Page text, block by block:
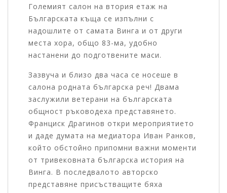
Големият салон на втория етаж на
Българската къща се изпълни с
надошлите от самата Винга и от други
места хора, общо 83-ма, удобно
настанени до подготвените маси.
Зазвуча и близо два часа се носеше в
салона родната българска реч! Двама
заслужили ветерани на българската
общност ръководеха представянето.
Франциск Драгинов откри мероприятието
и даде думата на медиатора Иван Ранков,
който обстойно припомни важни моменти
от тривековната българска история на
Винга. В последвалото авторско
представяне присъстващите бяха